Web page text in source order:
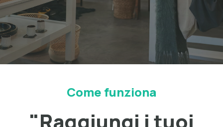
Come funziona
"Raggiungi i tuoi